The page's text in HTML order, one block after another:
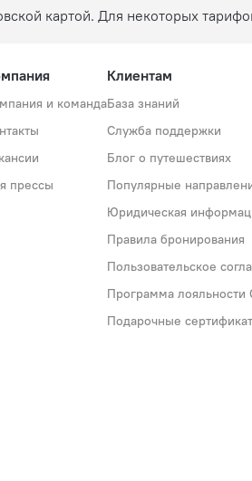
картой. Для некоторых
и команда
прессы
Клиентам
База знаний
Служба поддержки
Блог о путешествиях
Популярные
Юридическая
Правила бронирования
Пользовательское
Программа лояльности
Подарочные